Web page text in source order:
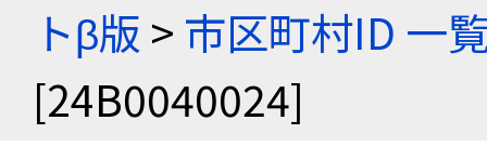
トβ版 > 市区町村ID 一
[24B0040024]